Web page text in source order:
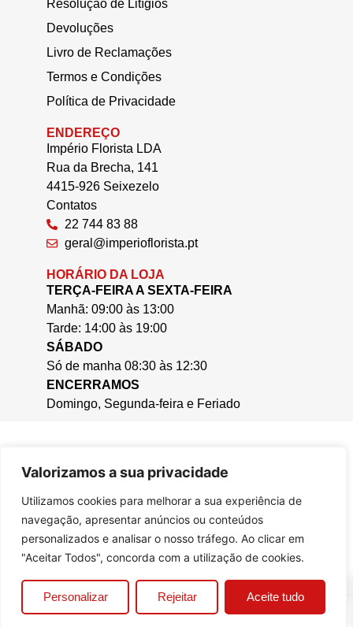
Valorizamos a sua privacidade
Utilizamos cookies para melhorar a sua experiência de
navegação, apresentar anúncios ou conteúdos
personalizados e analisar o nosso tráfego. Ao clicar em
"Aceitar Todos", concorda com a utilização de cookies.
Personalizar Rejeitar Aceite tudo
Resolução de Litígios
Devoluções
Livro de Reclamações
Termos e Condições
Política de Privacidade
ENDEREÇO
Império Florista LDA
Rua da Brecha, 141
4415-926 Seixezelo
Contatos
22 744 83 88
geral@imperioflorista.pt
HORÁRIO DA LOJA
TERÇA-FEIRA A SEXTA-FEIRA
Manhã: 09:00 às 13:00
Tarde: 14:00 às 19:00
SÁBADO
Só de manha 08:30 às 12:30
ENCERRAMOS
Domingo, Segunda-feira e Feriado
© 2025, Casa da Cera.